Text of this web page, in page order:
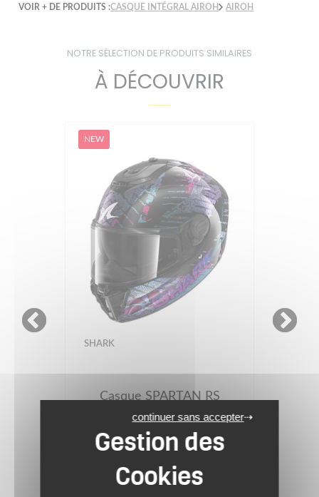
VOIR + DE PRODUITS :CASQUE INTÉGRAL AIROH AIROH
NOTRE SÉLECTION DE PRODUITS SIMILAIRES
À DÉCOUVRIR
NEW
SHARK
Casque SPARTAN RS
REPTAIA
389.99 €
Black Blue Glitter
continuer sans accepter